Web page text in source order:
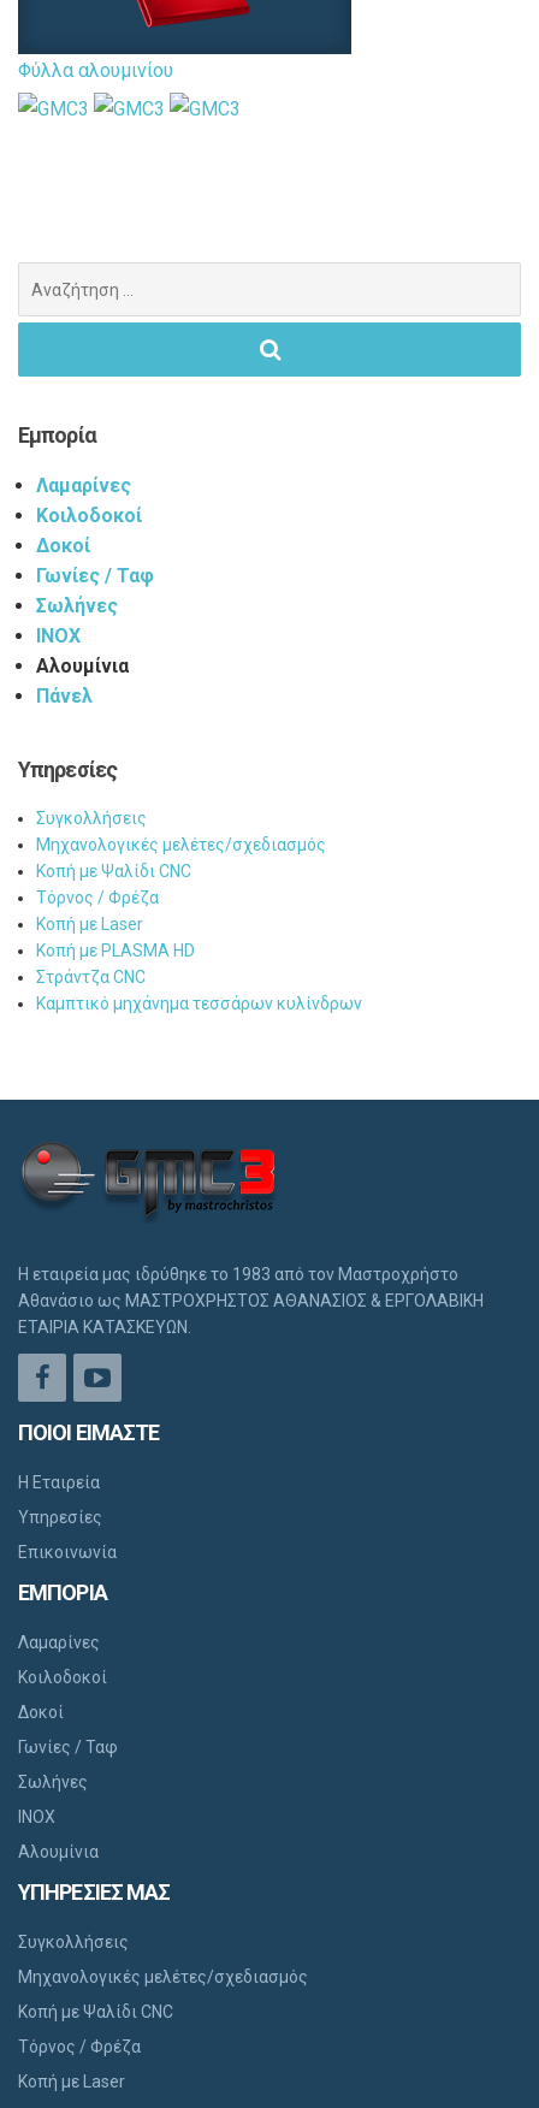
Φύλλα αλουμινίου
for:
Εμπορία
Λαμαρίνες
Κοιλοδοκοί
Δοκοί
Γωνίες / Ταφ
Σωλήνες
INOX
Αλουμίνια
Πάνελ
Υπηρεσίες
Συγκολλήσεις
Μηχανολογικές μελέτες/σχεδιασμός
Κοπή με Ψαλίδι CNC
Τόρνος / Φρέζα
Κοπή με Laser
Κοπή με PLASMA HD
Στράντζα CNC
Καμπτικό μηχάνημα τεσσάρων κυλίνδρων
Η εταιρεία μας ιδρύθηκε το 1983 από τον Μαστροχρήστο
Αθανάσιο ως ΜΑΣΤΡΟΧΡΗΣΤΟΣ ΑΘΑΝΑΣΙΟΣ & ΕΡΓΟΛΑΒΙΚΗ
ΕΤΑΙΡΙΑ ΚΑΤΑΣΚΕΥΩΝ.
ΠΟΙΟΙ ΕΙΜΑΣΤΕ
Η Εταιρεία
Υπηρεσίες
Επικοινωνία
ΕΜΠΟΡΙΑ
Λαμαρίνες
Κοιλοδοκοί
Δοκοί
Γωνίες / Ταφ
Σωλήνες
INOX
Αλουμίνια
ΥΠΗΡΕΣΙΕΣ ΜΑΣ
Συγκολλήσεις
Μηχανολογικές μελέτες/σχεδιασμός
Κοπή με Ψαλίδι CNC
Τόρνος / Φρέζα
Κοπή με Laser